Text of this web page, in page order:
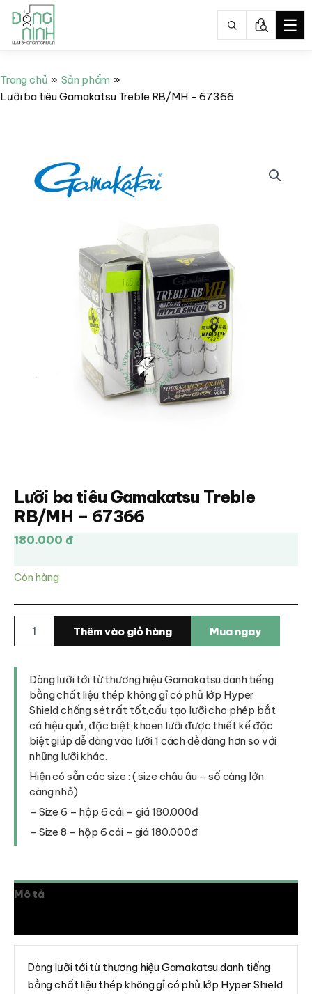
tới
nội
☰
Trang chủ
Sản phẩm
Lưỡi ba tiêu Gamakatsu Treble RB/MH – 67366
Lưỡi ba tiêu Gamakatsu Treble
RB/MH – 67366
180.000 đ
Còn hàng
tiêu
Gamakatsu
Treble
RB/MH
67366
lượng
Thêm vào giỏ hàng Mua ngay
Dòng lưỡi tới từ thương hiệu Gamakatsu danh tiếng
bằng chất liệu thép không gỉ có phủ lớp Hyper
Shield chống sét rất tốt,cấu tạo lưỡi cho phép bắt
cá hiệu quả, đặc biệt,khoen lưỡi được thiết kế đặc
biệt giúp dễ dàng vào lưỡi 1 cách dễ dàng hơn so với
những lưỡi khác.
Hiện có sẵn các size : ( size châu âu – số càng lớn
càng nhỏ)
– Size 6 – hộp 6 cái – giá 180.000đ
– Size 8 – hộp 6 cái – giá 180.000đ
Mô tả
Dòng lưỡi tới từ thương hiệu Gamakatsu danh tiếng
bằng chất liệu thép không gỉ có phủ lớp Hyper Shield